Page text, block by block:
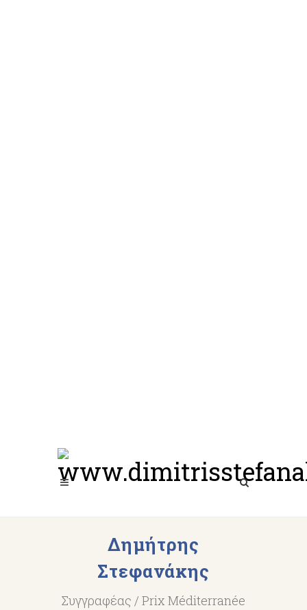
Δημήτρης
Στεφανάκης
Συγγραφέας / Prix Méditerranée